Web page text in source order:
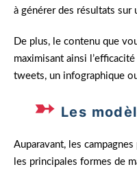
à générer des résultats sur
De plus, le contenu que
maximisant ainsi
tweets, un infographique
Les
Auparavant, les
les principales formes de